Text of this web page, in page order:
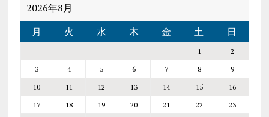
2026年8月
月
火 水 木 金 土 日
1
2
3
4 5 6 7 8
9
10
11 12 13 14 15
16
17
18 19 20 21 22
23